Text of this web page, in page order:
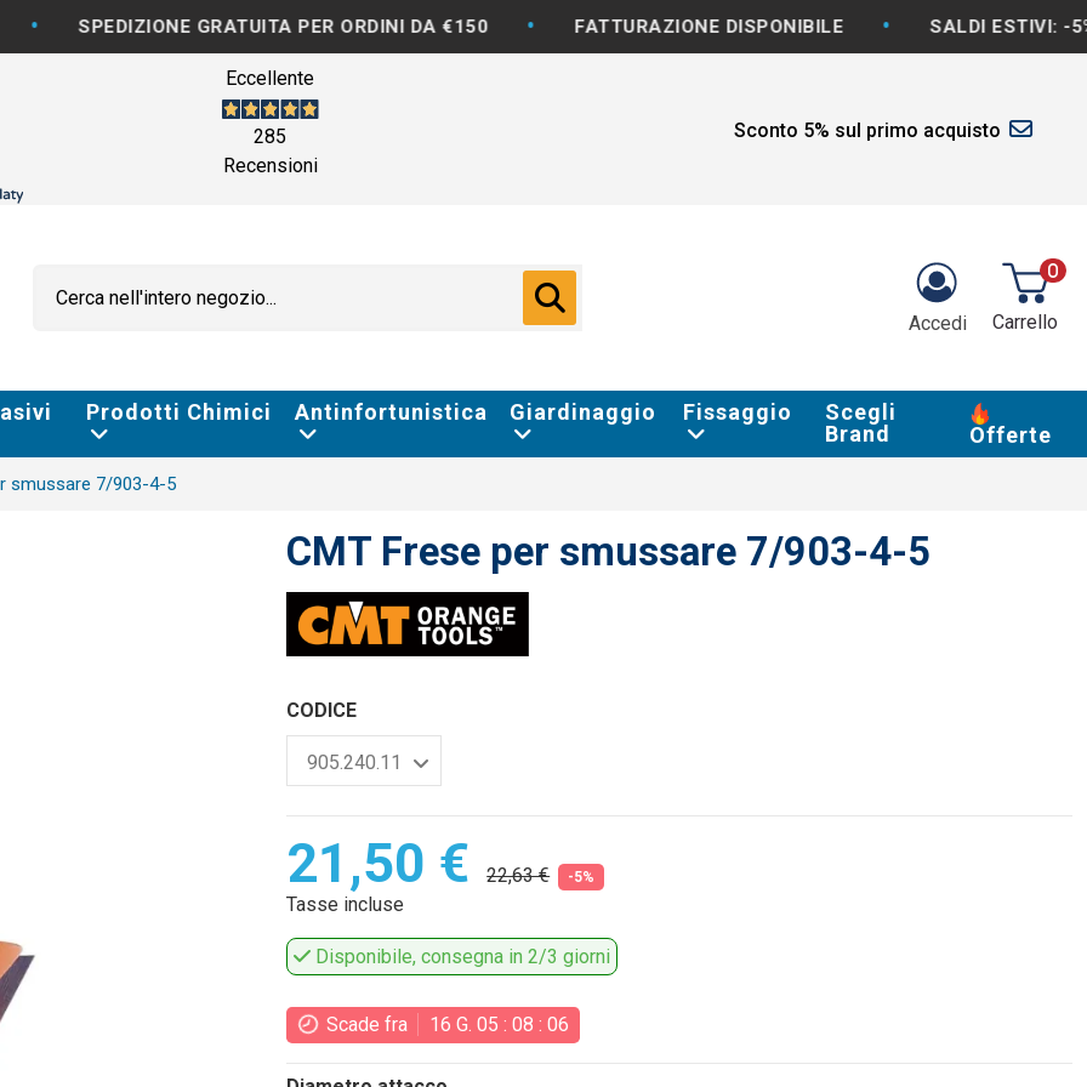
GRATUITA PER ORDINI DA €150 • FATTURAZIONE DISPONIBILE • SALDI ESTIVI: -5% E
Eccellente
285
Recensioni
Sconto 5% sul primo acquisto
Accedi
0
Carrello
Prodotti Chimici Antinfortunistica Giardinaggio Fissaggio
Scegli
Brand
Offerte
smussare 7/903-4-5
CMT Frese per smussare 7/903-4-5
CODICE
21,50 € 22,63 € -5%
Tasse incluse
Disponibile, consegna in 2/3 giorni
Scade fra 16 G. 05 : 08 : 05